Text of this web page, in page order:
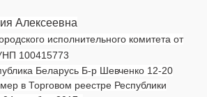
Алексеевна
исполнительного комитета от
100415773
Беларусь Б-р Шевченко 12-20
в Торговом реестре Республики